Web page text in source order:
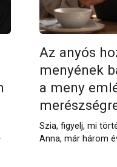
Az anyós
menyének
a meny
Szia, figyelj, mi
Anna, már három